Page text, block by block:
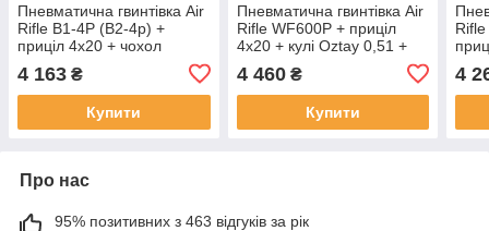
Пневматична гвинтівка Air
Rifle B1-4Р (B2-4p) +
приціл 4х20 + чохол
4 163 ₴
Купити
Пневматична гвинтівка Air
Rifle WF600P + приціл
4х20 + кулі Oztay 0,51 +
4 460₴
Купити
4
Про нас
95% позитивних з 463 відгуків за рік